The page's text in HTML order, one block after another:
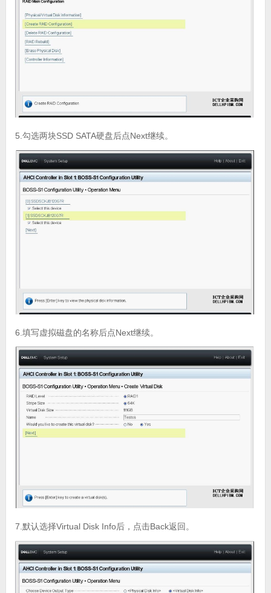
5.勾选两块SSD SATA硬盘后点Next继续。
6.填写虚拟磁盘的名称后点Next继续。
7.默认选择Virtual Disk Info后，点击Back返回。